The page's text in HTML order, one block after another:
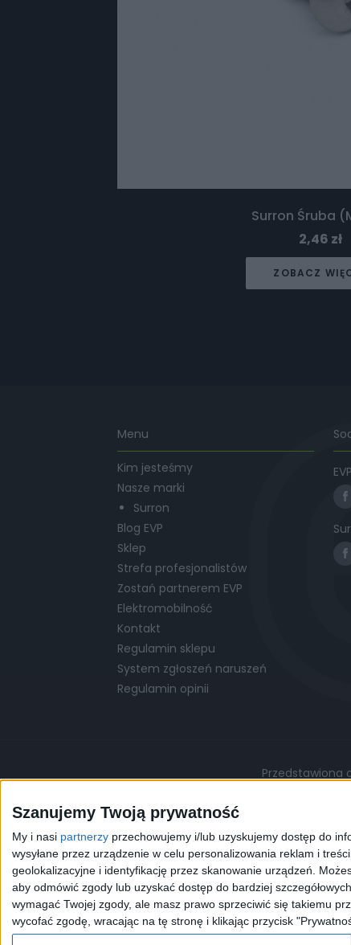
Szanujemy Twoją prywatność
My i nasi partnerzy przechowujemy i/lub uzyskujemy dostęp do
wysyłane przez urządzenie w celu personalizowania reklam i
geolokalizacyjne i identyfikację przez skanowanie urządzeń.
aby odmówić zgody lub uzyskać dostęp do bardziej
wymagać Twojej zgody, ale masz prawo sprzeciwić się takiemu
wycofać zgodę, wracając na tę stronę i klikając przycisk
Surron Śruba
2,46 zł
ZOBACZ
Menu
Kim jesteśmy
Nasze marki
Surron
Blog EVP
Sklep
Strefa profesjonalistów
Zostań partnerem EVP
Elektromobilność
Kontakt
Regulamin sklepu
System zgłoszeń naruszeń
Regulamin opinii
Przedstawiona
© 2026 EVP© Polityka prywatności
Korzystając z naszej
celów statystycznych.